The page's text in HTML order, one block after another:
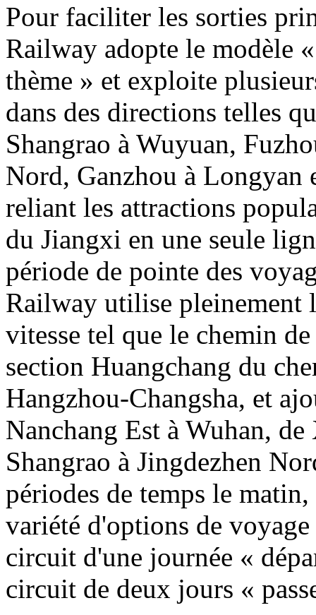
Pour faciliter les sorties
Railway adopte le modèle
thème » et exploite
dans des directions telles
Shangrao à Wuyuan,
Nord, Ganzhou à
reliant les attractions
du Jiangxi en une seule
période de pointe des
Railway utilise pleinement
vitesse tel que le chemin
section Huangchang du
Hangzhou-Changsha, et
Nanchang Est à Wuhan,
Shangrao à Jingdezhen
périodes de temps le
variété d'options de
circuit d'une journée «
circuit de deux jours «